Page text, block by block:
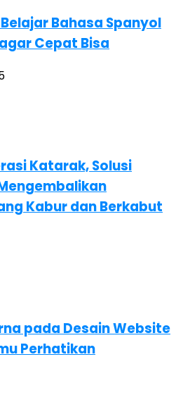
Bahasa Spanyol
Cepat Bisa
Katarak, Solusi
Kabur dan Berkabut
pada Desain Website
Perhatikan